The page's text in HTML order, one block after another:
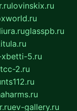
lovinskix.ru
liura.ruglasspb.ru
5.ru
2.ru
ev-gallery.ru